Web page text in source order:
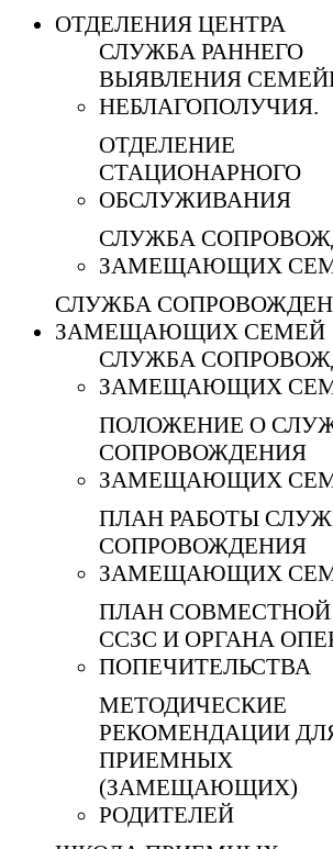
ОТДЕЛЕНИЯ ЦЕНТРА
СЛУЖБА РАННЕГО
ВЫЯВЛЕНИЯ
НЕБЛАГОПОЛУЧИЯ.
ОТДЕЛЕНИЕ
СТАЦИОНАРНОГО
ОБСЛУЖИВАНИЯ
СЛУЖБА
ЗАМЕЩАЮЩИХ
СЛУЖБА
ЗАМЕЩАЮЩИХ СЕМЕЙ
СЛУЖБА
ЗАМЕЩАЮЩИХ
ПОЛОЖЕНИЕ О
СОПРОВОЖДЕНИЯ
ЗАМЕЩАЮЩИХ
ПЛАН РАБОТЫ
СОПРОВОЖДЕНИЯ
ЗАМЕЩАЮЩИХ
ПЛАН СОВМЕСТНОЙ
ССЗС И ОРГАНА
ПОПЕЧИТЕЛЬСТВА
МЕТОДИЧЕСКИЕ
РЕКОМЕНДАЦИИ
ПРИЕМНЫХ
(ЗАМЕЩАЮЩИХ)
РОДИТЕЛЕЙ